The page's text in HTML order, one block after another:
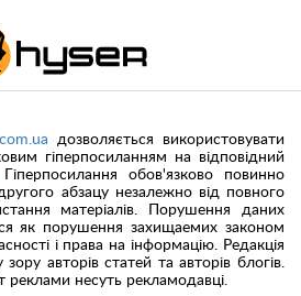
дозволяється використовувати
гіперпосиланням на відповідний
Гіперпосилання обов'язково повинно
абзацу незалежно від повного
матеріалів. Порушення даних
як порушення захищаемих законом
і права на інформацію. Редакція
авторів статей та авторів блогів.
реклами несуть рекламодавці.